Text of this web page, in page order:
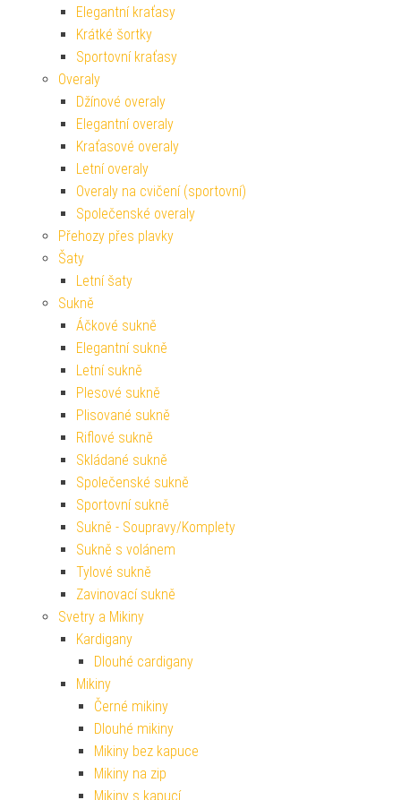
Elegantní kraťasy
Krátké šortky
Sportovní kraťasy
Overaly
Džínové overaly
Elegantní overaly
Kraťasové overaly
Letní overaly
Overaly na cvičení (sportovní)
Společenské overaly
Přehozy přes plavky
Šaty
Letní šaty
Sukně
Áčkové sukně
Elegantní sukně
Letní sukně
Plesové sukně
Plisované sukně
Riflové sukně
Skládané sukně
Společenské sukně
Sportovní sukně
Sukně - Soupravy/Komplety
Sukně s volánem
Tylové sukně
Zavinovací sukně
Svetry a Mikiny
Kardigany
Dlouhé cardigany
Mikiny
Černé mikiny
Dlouhé mikiny
Mikiny bez kapuce
Mikiny na zip
Mikiny s kapucí